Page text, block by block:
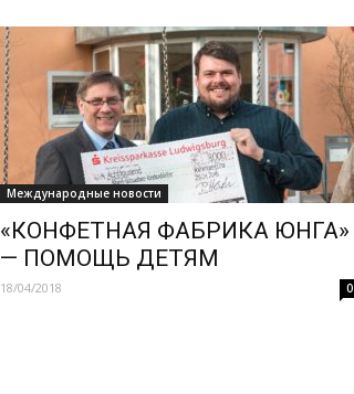
Международные новости
«КОНФЕТНАЯ ФАБРИКА ЮНГА»
— ПОМОЩЬ ДЕТЯМ
18/04/2018 0